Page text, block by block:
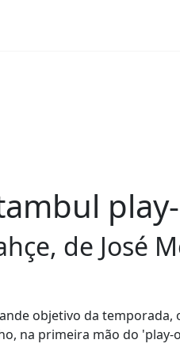
de José
objetivo da temporada,
na primeira mão do 'play-